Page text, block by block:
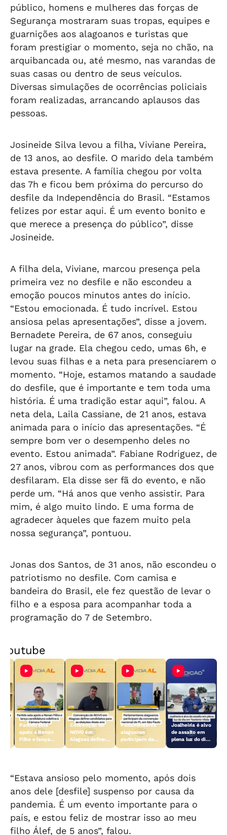
público, homens e mulheres das forças de
Segurança mostraram suas tropas, equipes e
guarnições aos alagoanos e turistas que
foram prestigiar o momento, seja no chão, na
arquibancada ou, até mesmo, nas varandas de
suas casas ou dentro de seus veículos.
Diversas simulações de ocorrências policiais
foram realizadas, arrancando aplausos das
pessoas.
Josineide Silva levou a filha, Viviane Pereira,
de 13 anos, ao desfile. O marido dela também
estava presente. A família chegou por volta
das 7h e ficou bem próxima do percurso do
desfile da Independência do Brasil. “Estamos
felizes por estar aqui. É um evento bonito e
que merece a presença do público”, disse
Josineide.
A filha dela, Viviane, marcou presença pela
primeira vez no desfile e não escondeu a
emoção poucos minutos antes do início.
“Estou emocionada. É tudo incrível. Estou
ansiosa pelas apresentações”, disse a jovem.
Bernadete Pereira, de 67 anos, conseguiu
lugar na grade. Ela chegou cedo, umas 6h, e
levou suas filhas e a neta para presenciarem o
momento. “Hoje, estamos matando a saudade
do desfile, que é importante e tem toda uma
história. É uma tradição estar aqui”, falou. A
neta dela, Laila Cassiane, de 21 anos, estava
animada para o início das apresentações. “É
sempre bom ver o desempenho deles no
evento. Estou animada”. Fabiane Rodriguez, de
27 anos, vibrou com as performances dos que
desfilaram. Ela disse ser fã do evento, e não
perde um. “Há anos que venho assistir. Para
mim, é algo muito lindo. E uma forma de
agradecer àqueles que fazem muito pela
nossa segurança”, pontuou.
Jonas dos Santos, de 31 anos, não escondeu o
patriotismo no desfile. Com camisa e
bandeira do Brasil, ele fez questão de levar o
filho e a esposa para acompanhar toda a
programação do 7 de Setembro.
Partido sela
apoio a Renan
Filho e lança
Convenção do
NOVO em
Alagoas define
Parlamentares
alagoanos
participam da
Joalheiria é alvo
de assalto em
plena luz do dia
“Estava ansioso pelo momento, após dois
anos dele [desfile] suspenso por causa da
pandemia. É um evento importante para o
país, e estou feliz de mostrar isso ao meu
filho Álef, de 5 anos”, falou.